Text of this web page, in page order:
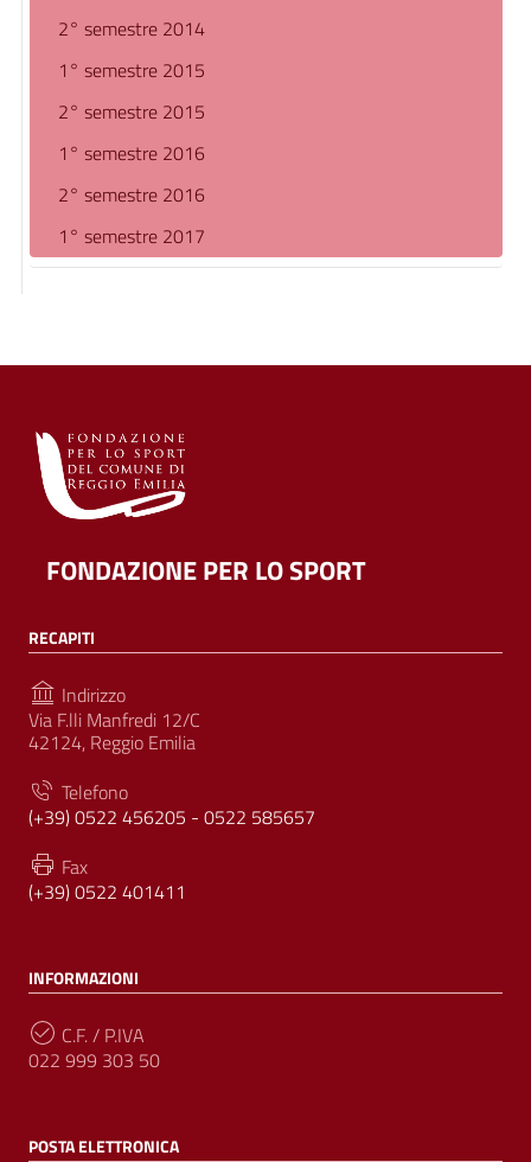
2° semestre 2014
1° semestre 2015
2° semestre 2015
1° semestre 2016
2° semestre 2016
1° semestre 2017
FONDAZIONE PER LO SPORT
RECAPITI
Indirizzo
Via F.lli Manfredi 12/C
42124, Reggio Emilia
Telefono
(+39) 0522 456205 - 0522 585657
Fax
(+39) 0522 401411
INFORMAZIONI
C.F. / P.IVA
022 999 303 50
POSTA ELETTRONICA